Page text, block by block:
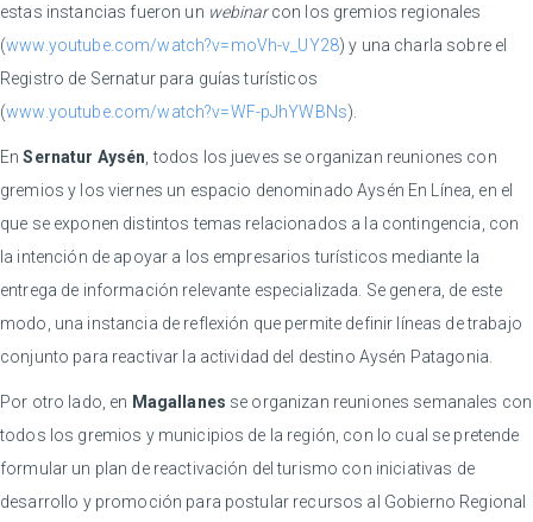
estas instancias fueron un webinarcon los gremios regionales
(www.youtube.com/watch?v=moVh-v_UY28) y una charla sobre el
Registro de Sernatur para guías turísticos
(www.youtube.com/watch?v=WF-pJhYWBNs).
EnSernatur Aysén , todos los jueves se organizan reuniones con
gremios y los viernes un espacio denominado Aysén En Línea, en el
que se exponen distintos temas relacionados a la contingencia, con
la intención de apoyar a los empresarios turísticos mediante la
entrega de información relevante especializada. Se genera, de este
modo, una instancia de reflexión que permite definir líneas de trabajo
conjunto para reactivar la actividad del destino Aysén Patagonia.
Por otro lado, en Magallanes se organizan reuniones semanales con
todos los gremios y municipios de la región, con lo cual se pretende
formular un plan de reactivación del turismo con iniciativas de
desarrollo y promoción para postular recursos al Gobierno Regional